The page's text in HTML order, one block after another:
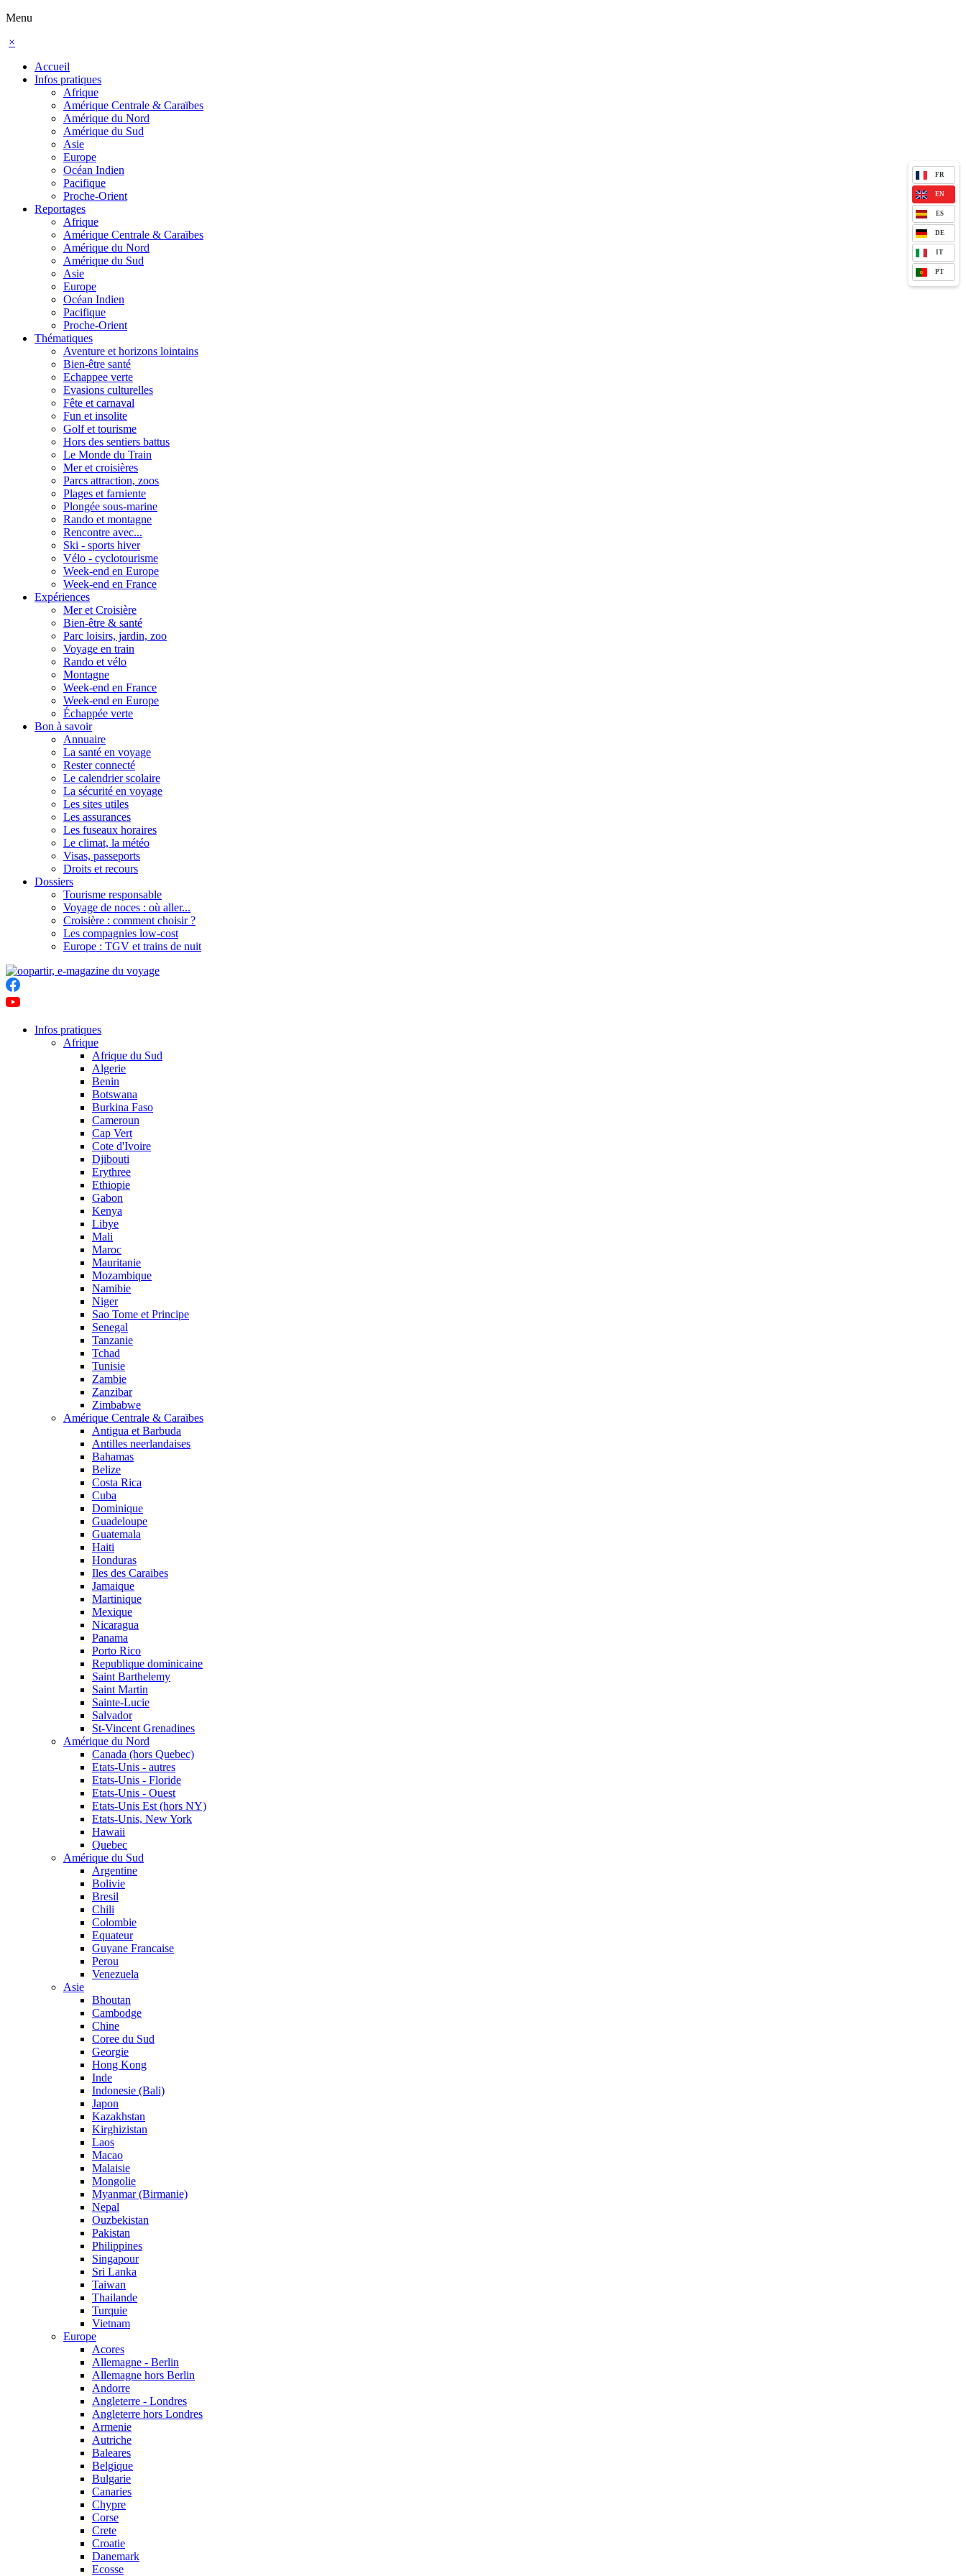
Menu
×
Accueil
Infos pratiques
Afrique
Amérique Centrale & Caraïbes
Amérique du Nord
Amérique du Sud
Asie
Europe
Océan Indien
Pacifique
Proche-Orient
Reportages
Afrique
Amérique Centrale & Caraïbes
Amérique du Nord
Amérique du Sud
Asie
Europe
Océan Indien
Pacifique
Proche-Orient
Thématiques
Aventure et horizons lointains
Bien-être santé
Echappee verte
Evasions culturelles
Fête et carnaval
Fun et insolite
Golf et tourisme
Hors des sentiers battus
Le Monde du Train
Mer et croisières
Parcs attraction, zoos
Plages et farniente
Plongée sous-marine
Rando et montagne
Rencontre avec...
Ski - sports hiver
Vélo - cyclotourisme
Week-end en Europe
Week-end en France
Expériences
Mer et Croisière
Bien-être & santé
Parc loisirs, jardin, zoo
Voyage en train
Rando et vélo
Montagne
Week-end en France
Week-end en Europe
Échappée verte
Bon à savoir
Annuaire
La santé en voyage
Rester connecté
Le calendrier scolaire
La sécurité en voyage
Les sites utiles
Les assurances
Les fuseaux horaires
Le climat, la météo
Visas, passeports
Droits et recours
Dossiers
Tourisme responsable
Voyage de noces : où aller...
Croisière : comment choisir ?
Les compagnies low-cost
Europe : TGV et trains de nuit
FR
EN
ES
DE
IT
PT
Infos pratiques
Afrique
Afrique du Sud
Algerie
Benin
Botswana
Burkina Faso
Cameroun
Cap Vert
Cote d'Ivoire
Djibouti
Erythree
Ethiopie
Gabon
Kenya
Libye
Mali
Maroc
Mauritanie
Mozambique
Namibie
Niger
Sao Tome et Principe
Senegal
Tanzanie
Tchad
Tunisie
Zambie
Zanzibar
Zimbabwe
Amérique Centrale & Caraïbes
Antigua et Barbuda
Antilles neerlandaises
Bahamas
Belize
Costa Rica
Cuba
Dominique
Guadeloupe
Guatemala
Haiti
Honduras
Iles des Caraibes
Jamaique
Martinique
Mexique
Nicaragua
Panama
Porto Rico
Republique dominicaine
Saint Barthelemy
Saint Martin
Sainte-Lucie
Salvador
St-Vincent Grenadines
Amérique du Nord
Canada (hors Quebec)
Etats-Unis - autres
Etats-Unis - Floride
Etats-Unis - Ouest
Etats-Unis Est (hors NY)
Etats-Unis, New York
Hawaii
Quebec
Amérique du Sud
Argentine
Bolivie
Bresil
Chili
Colombie
Equateur
Guyane Francaise
Perou
Venezuela
Asie
Bhoutan
Cambodge
Chine
Coree du Sud
Georgie
Hong Kong
Inde
Indonesie (Bali)
Japon
Kazakhstan
Kirghizistan
Laos
Macao
Malaisie
Mongolie
Myanmar (Birmanie)
Nepal
Ouzbekistan
Pakistan
Philippines
Singapour
Sri Lanka
Taiwan
Thailande
Turquie
Vietnam
Europe
Acores
Allemagne - Berlin
Allemagne hors Berlin
Andorre
Angleterre - Londres
Angleterre hors Londres
Armenie
Autriche
Baleares
Belgique
Bulgarie
Canaries
Chypre
Corse
Crete
Croatie
Danemark
Ecosse